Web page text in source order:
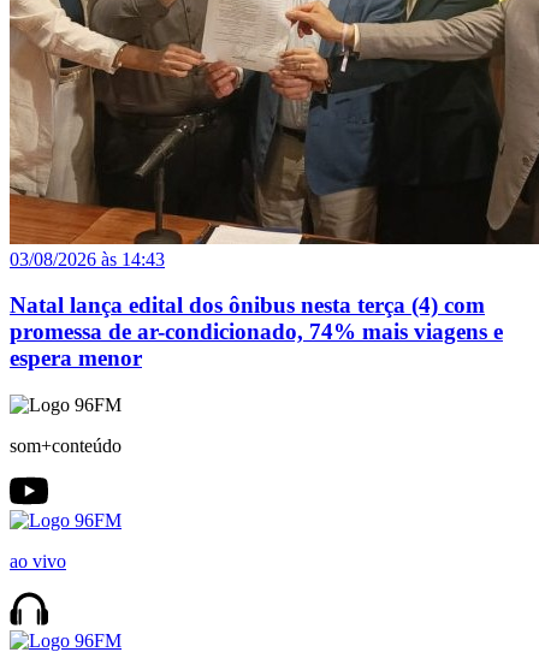
03/08/2026 às 14:43
Natal lança edital dos ônibus nesta terça (4) com
promessa de ar-condicionado, 74% mais viagens e
espera menor
som+conteúdo
ao vivo